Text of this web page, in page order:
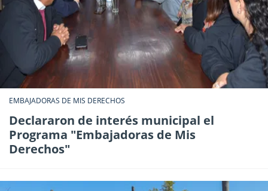
EMBAJADORAS DE MIS DERECHOS
Declararon de interés municipal el
Programa "Embajadoras de Mis
Derechos"